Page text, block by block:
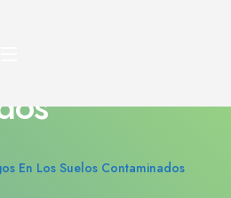
los
suelos
En Los Suelos Contaminados